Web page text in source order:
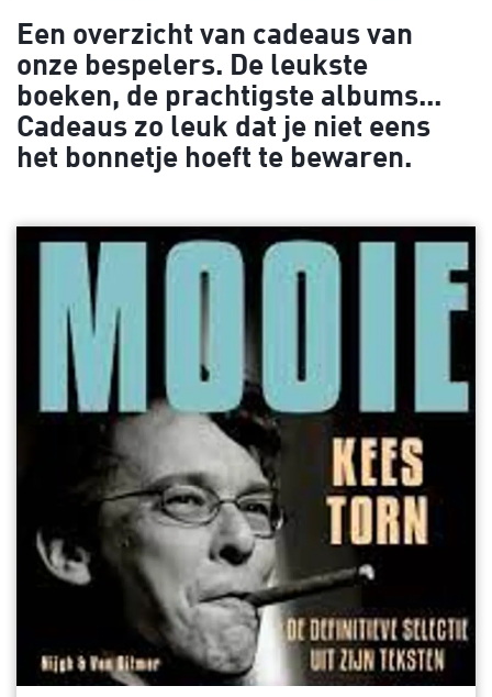
Een overzicht van cadeaus van
onze bespelers. De leukste
boeken, de prachtigste albums...
Cadeaus zo leuk dat je niet eens
het bonnetje hoeft te bewaren.